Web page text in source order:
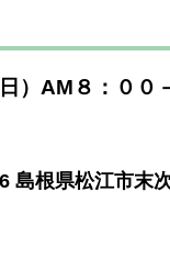
）AM８：００
島根県松江市末